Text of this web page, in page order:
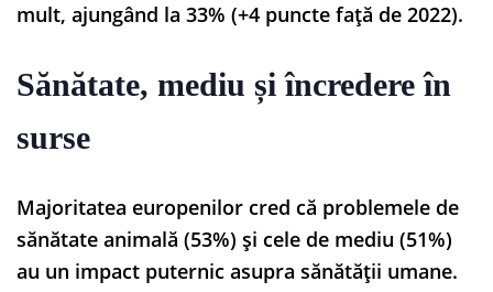
mult, ajungând la 33% (+4 puncte față de 2022).
Sănătate, mediu și încredere în
surse
Majoritatea europenilor cred că problemele de
sănătate animală (53%) și cele de mediu (51%)
au un impact puternic asupra sănătății umane.